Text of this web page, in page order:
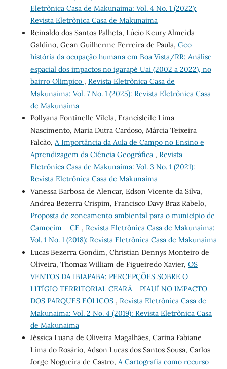
Eletrônica Casa de Makunaima: Vol. 4 No. 1 (2022):
Revista Eletrônica Casa de Makunaima
Reinaldo dos Santos Palheta, Lúcio Keury Almeida
Galdino, Gean Guilherme Ferreira de Paula, Geo-
história da ocupação humana em Boa Vista/RR: Análise
espacial dos impactos no igarapé Uai (2002 a 2022), no
bairro Olímpico , Revista Eletrônica Casa de
Makunaima: Vol. 7 No. 1 (2025): Revista Eletrônica Casa
de Makunaima
Pollyana Fontinelle Vilela, Francisleile Lima
Nascimento, Maria Dutra Cardoso, Márcia Teixeira
Falcão, A Importância da Aula de Campo no Ensino e
Aprendizagem da Ciência Geográfica , Revista
Eletrônica Casa de Makunaima: Vol. 3 No. 1 (2021):
Revista Eletrônica Casa de Makunaima
Vanessa Barbosa de Alencar, Edson Vicente da Silva,
Andrea Bezerra Crispim, Francisco Davy Braz Rabelo,
Proposta de zoneamento ambiental para o município de
Camocim – CE , Revista Eletrônica Casa de Makunaima:
Vol. 1 No. 1 (2018): Revista Eletrônica Casa de Makunaima
Lucas Bezerra Gondim, Christian Dennys Monteiro de
Oliveira, Thomaz William de Figueiredo Xavier, OS
VENTOS DA IBIAPABA: PERCEPÇÕES SOBRE O
LITÍGIO TERRITORIAL CEARÁ - PIAUÍ NO IMPACTO
DOS PARQUES EÓLICOS , Revista Eletrônica Casa de
Makunaima: Vol. 2 No. 4 (2019): Revista Eletrônica Casa
de Makunaima
Jéssica Luana de Oliveira Magalhães, Carina Fabiane
Lima do Rosário, Adson Lucas dos Santos Sousa, Carlos
Jorge Nogueira de Castro, A Cartografia como recurso